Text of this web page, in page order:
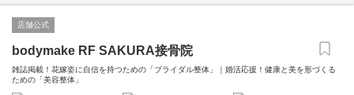
店舗公式
bodymake RF SAKURA接骨院
雑誌掲載！花嫁姿に自信を持つための「ブライダル整体」｜婚活応援！健康と美を形づくる
ための「美容整体」